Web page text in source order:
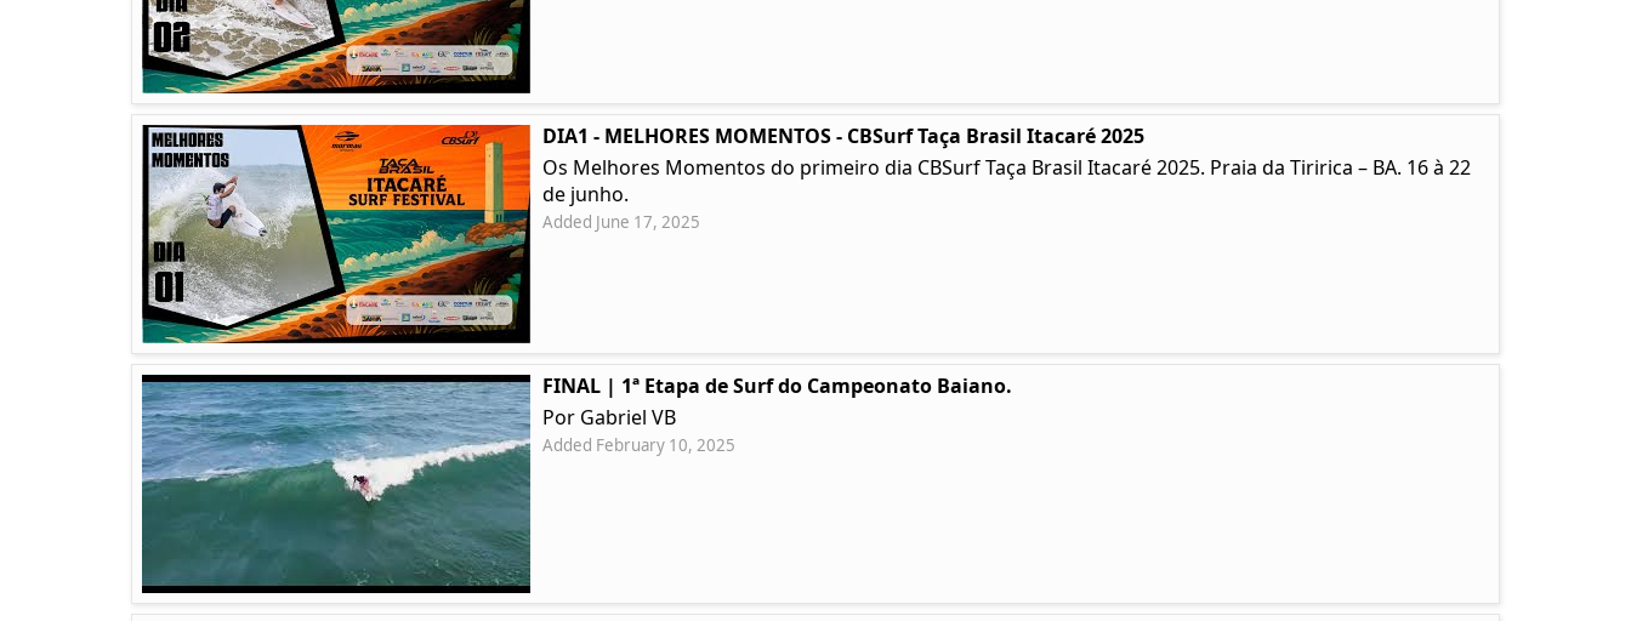
DIA1 - MELHORES MOMENTOS - CBSurf Taça Brasil Itacaré 2025
Os Melhores Momentos do primeiro dia CBSurf Taça Brasil Itacaré 2025. Praia da Tiririca – BA. 16 à 22
de junho.
Added June 17, 2025
FINAL | 1ª Etapa de Surf do Campeonato Baiano.
Por Gabriel VB
Added February 10, 2025